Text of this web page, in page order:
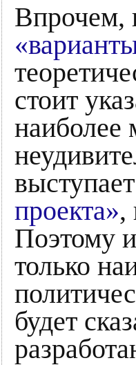
Впрочем,
стоит
наиболее
проекта»,
Поэтому
только
будет